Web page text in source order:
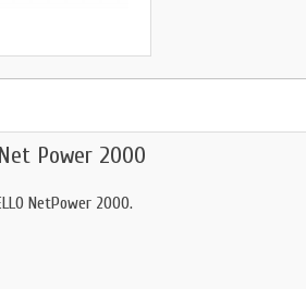
Power 2000
NetPower 2000.